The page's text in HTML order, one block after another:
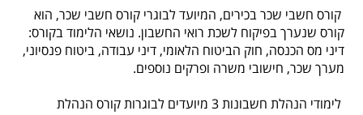
קורס חשבי שכר בכירים, המיועד לבוגרי קורס חשבי שכר, הוא
קורס שנערך בפיקוח לשכת רואי החשבון. נושאי הלימוד בקורס:
דיני מס הכנסה, חוק הביטוח הלאומי, דיני עבודה, ביטוח פנסיוני,
מערך שכר, חישובי משרה ופרקים נוספים.
לימודי הנהלת חשבונות 3 מיועדים לבוגרות קורס הנהלת